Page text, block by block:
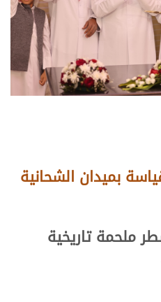
بميدان الشحانية
ملحمة تاريخية